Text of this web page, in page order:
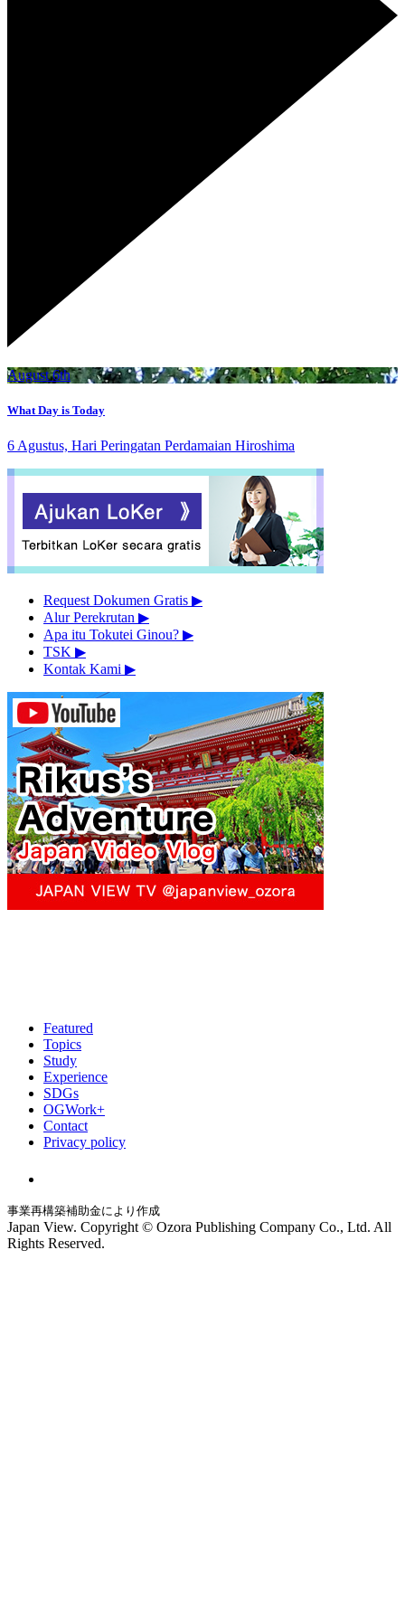
August 6th
What Day is Today
6 Agustus, Hari Peringatan Perdamaian Hiroshima
Request Dokumen Gratis ▶︎
Alur Perekrutan ▶︎
Apa itu Tokutei Ginou? ▶︎
TSK ▶︎
Kontak Kami ▶︎
Featured
Topics
Study
Experience
SDGs
OGWork+
Contact
Privacy policy
事業再構築補助金により作成
Japan View. Copyright © Ozora Publishing Company Co., Ltd. All
Rights Reserved.